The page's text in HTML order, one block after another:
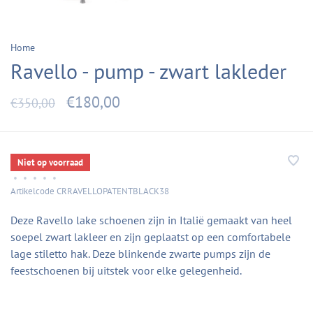
Home
Ravello - pump - zwart lakleder
€350,00 €180,00
Niet op voorraad
• • • • •
Artikelcode CRRAVELLOPATENTBLACK38
Deze Ravello lake schoenen zijn in Italië gemaakt van heel
soepel zwart lakleer en zijn geplaatst op een comfortabele
lage stiletto hak. Deze blinkende zwarte pumps zijn de
feestschoenen bij uitstek voor elke gelegenheid.